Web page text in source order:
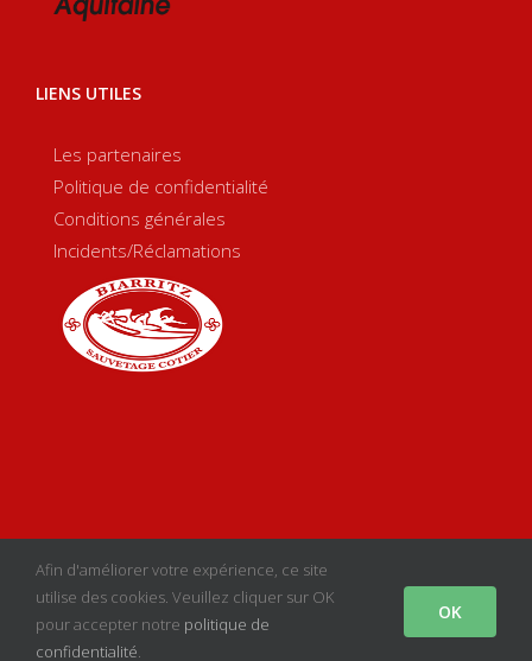
LIENS UTILES
Les partenaires
Politique de confidentialité
Conditions générales
Incidents/Réclamations
Mentions Légales
facebookinstagram
Afin d'améliorer votre expérience, ce site
utilise des cookies. Veuillez cliquer sur OK
pour accepter notre politique de
confidentialité.
OK